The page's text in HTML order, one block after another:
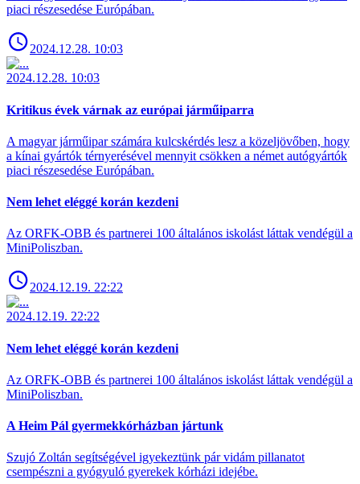
piaci részesedése Európában.
2024.12.28. 10:03
2024.12.28. 10:03
Kritikus évek várnak az európai járműiparra
A magyar járműipar számára kulcskérdés lesz a közeljövőben, hogy
a kínai gyártók térnyerésével mennyit csökken a német autógyártók
piaci részesedése Európában.
Nem lehet eléggé korán kezdeni
Az ORFK-OBB és partnerei 100 általános iskolást láttak vendégül a
MiniPoliszban.
2024.12.19. 22:22
2024.12.19. 22:22
Nem lehet eléggé korán kezdeni
Az ORFK-OBB és partnerei 100 általános iskolást láttak vendégül a
MiniPoliszban.
A Heim Pál gyermekkórházban jártunk
Szujó Zoltán segítségével igyekeztünk pár vidám pillanatot
csempészni a gyógyuló gyerekek kórházi idejébe.